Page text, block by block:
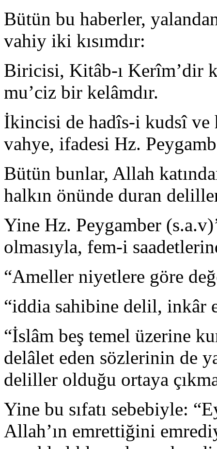
Bütün bu haberler,
vahiy iki kısımdır:
Biricisi, Kitâb-ı Kerîm’dir
mu’ciz bir kelâmdır.
İkincisi de hadîs-i kudsî ve
vahye, ifadesi Hz.
Bütün bunlar, Allah
hal­kın önünde duran
Yine Hz. Peygamber
ol­masıyla, fem-i
“Ameller niyetlere göre
“iddia sahibine delil, inkâr
“İslâm beş temel üzerine
delâlet eden sözlerinin de
deliller olduğu or­taya
Yine bu sıfatı sebebiyle:
Allah’ın emrettiğini